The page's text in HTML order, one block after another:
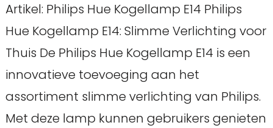
Artikel: Philips Hue Kogellamp E14 Philips
Hue Kogellamp E14: Slimme Verlichting voor
Thuis De Philips Hue Kogellamp E14 is een
innovatieve toevoeging aan het
assortiment slimme verlichting van Philips.
Met deze lamp kunnen gebruikers genieten